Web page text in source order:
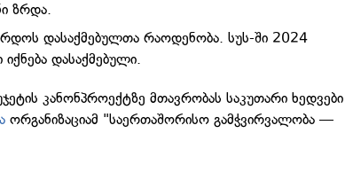
ზრდა.
დასაქმებულთა რაოდენობა. სუს-ში 2024
დასაქმებული.
კანონპროექტზე მთავრობას საკუთარი ხედვები
ორგანიზაციამ "საერთაშორისო გამჭვირვალობა —